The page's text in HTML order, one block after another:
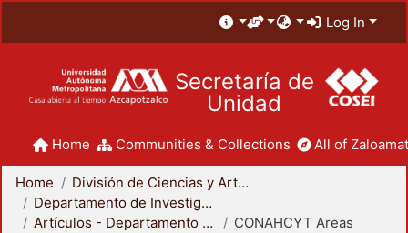
Log In
Secretaría de
Unidad
Home Communities & Collections All of
Home
División de Ciencias y Artes para el Diseño
Departamento de Investigación y Conocimiento para el Diseño
Artículos - Departamento de Investigación y Conocimiento para el Diseño
CONAHCYT Areas